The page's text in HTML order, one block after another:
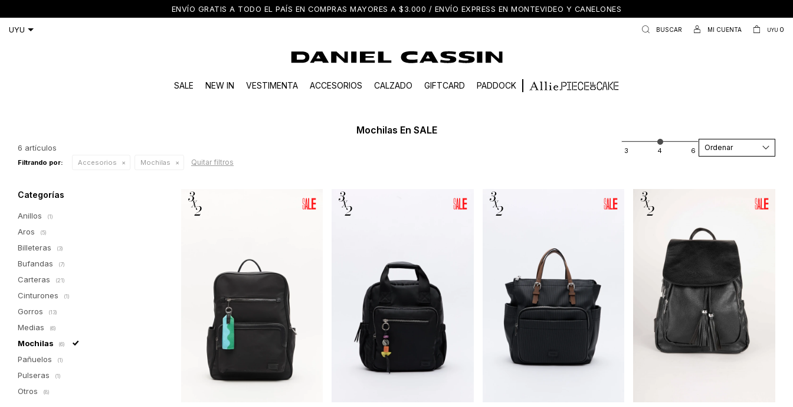
ENVÍO GRATIS A TODO EL PAÍS EN COMPRAS MAYORES A $3.000 / ENVÍO EXPRESS EN MONTEVIDEO Y CANELONES
SALE NEW IN VESTIMENTA ACCESORIOS CALZADO GIFTCARD PADDOCK
UYU 0
Mochilas En SALE
6 artículos Recomendados
Filtrando por: Accesorios Mochilas Quitar filtros
Categorías
Anillos (1)
Aros (5)
Billeteras (3)
Bufandas (7)
Carteras (21)
Cinturones (1)
Gorros (13)
Medias (6)
Mochilas (6)
Pañuelos (1)
Pulseras (1)
Otros (8)